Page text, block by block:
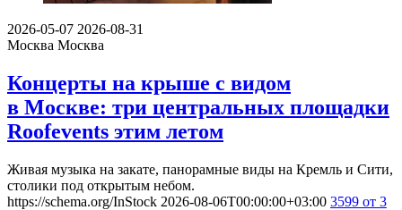
2026-05-07 2026-08-31
Москва Москва
Концерты на крыше с видом
в Москве: три центральных площадки
Roofevents этим летом
Живая музыка на закате, панорамные виды на Кремль и Сити,
столики под открытым небом.
https://schema.org/InStock 2026-08-06T00:00:00+03:00 3599 от 3